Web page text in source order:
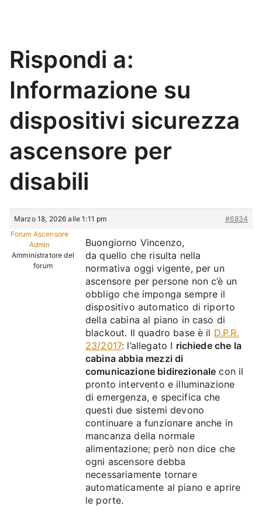
Rispondi a:
Informazione su
dispositivi sicurezza
ascensore per
disabili
Marzo 18, 2026 alle 1:11 pm
#6834
Forum Ascensore
Admin
Amministratore del
forum
Buongiorno Vincenzo,
da quello che risulta nella
normativa oggi vigente, per un
ascensore per persone non c’è un
obbligo che imponga sempre il
dispositivo automatico di riporto
della cabina al piano in caso di
blackout. Il quadro base è il D.P.R.
23/2017: l’allegato I richiede che la
cabina abbia mezzi di
comunicazione bidirezionale con il
pronto intervento e illuminazione
di emergenza, e specifica che
questi due sistemi devono
continuare a funzionare anche in
mancanza della normale
alimentazione; però non dice che
ogni ascensore debba
necessariamente tornare
automaticamente al piano e aprire
le porte.